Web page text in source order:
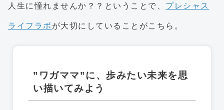
人生に憧れませんか？？ということで、 プレシャス
ライフラボ が大切にしていることがこちら。
”ワガママ”に、歩みたい未来を思
い描いてみよう